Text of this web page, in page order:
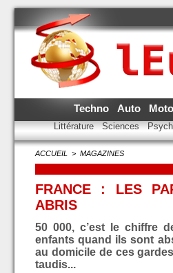
Techno Auto Moto
Littérature Sciences
ACCUEIL > MAGAZINES
FRANCE : LES
ABRIS
50 000, c’est le chiffre
enfants quand ils sont
au domicile de ces
taudis...